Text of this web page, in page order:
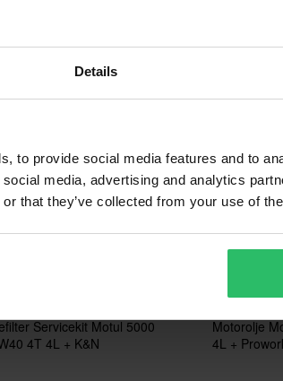
Details
to provide social media features and to
media, advertising and analytics
that they’ve collected from your use of
Servicekit Motul 5000
4T 4L + K&N
Motorolje
4L +